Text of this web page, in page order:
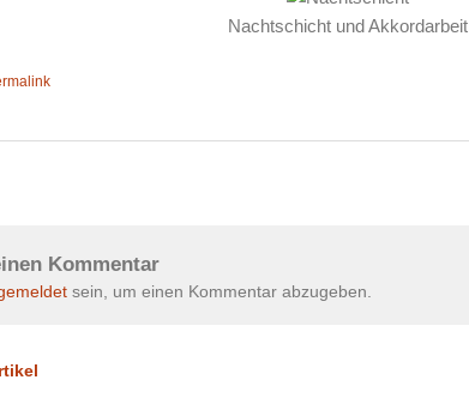
Nachtschicht und Akkordarbeit
Kommentar
sein, um einen Kommentar abzugeben.